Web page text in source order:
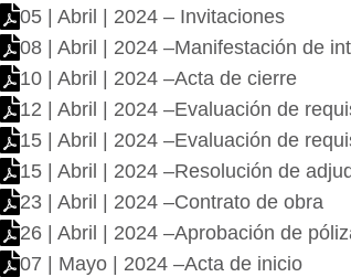
05 | Abril | 2024 – Invitaciones
08 | Abril | 2024 –Manifestación de
10 | Abril | 2024 –Acta de cierre
12 | Abril | 2024 –Evaluación de
15 | Abril | 2024 –Evaluación de
15 | Abril | 2024 –Resolución de
23 | Abril | 2024 –Contrato de obra
26 | Abril | 2024 –Aprobación de
07 | Mayo | 2024 –Acta de inicio